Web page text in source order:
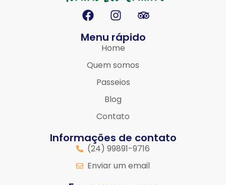
Menu rápido
Home
Quem somos
Passeios
Blog
Contato
Informações de contato
(24) 99891-9716
Enviar um email